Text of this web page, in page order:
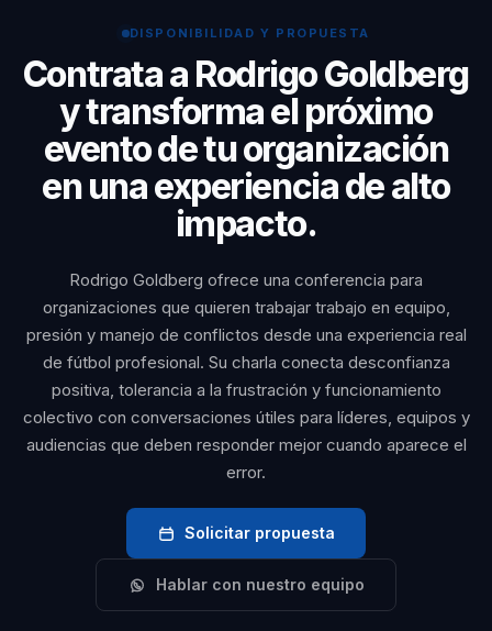
DISPONIBILIDAD Y PROPUESTA
Contrata a Rodrigo Goldberg
y transforma el próximo
evento de tu organización
en una experiencia de alto
impacto.
Rodrigo Goldberg ofrece una conferencia para
organizaciones que quieren trabajar trabajo en equipo,
presión y manejo de conflictos desde una experiencia real
de fútbol profesional. Su charla conecta desconfianza
positiva, tolerancia a la frustración y funcionamiento
colectivo con conversaciones útiles para líderes, equipos y
audiencias que deben responder mejor cuando aparece el
error.
Solicitar propuesta
Hablar con nuestro equipo